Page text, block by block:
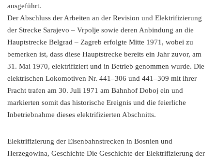
ausgeführt.
Der Abschluss der Arbeiten an der Revision und Elektrifizierung
der Strecke Sarajevo – Vrpolje sowie deren Anbindung an die
Hauptstrecke Belgrad – Zagreb erfolgte Mitte 1971, wobei zu
bemerken ist, dass diese Hauptstrecke bereits ein Jahr zuvor, am
31. Mai 1970, elektrifiziert und in Betrieb genommen wurde. Die
elektrischen Lokomotiven Nr. 441–306 und 441–309 mit ihrer
Fracht trafen am 30. Juli 1971 am Bahnhof Doboj ein und
markierten somit das historische Ereignis und die feierliche
Inbetriebnahme dieses elektrifizierten Abschnitts.
Elektrifizierung der Eisenbahnstrecken in Bosnien und
Herzegowina, Geschichte Die Geschichte der Elektrifizierung der